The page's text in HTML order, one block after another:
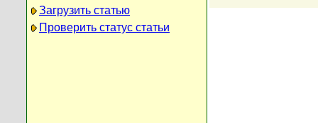
Загрузить статью
Проверить статус статьи